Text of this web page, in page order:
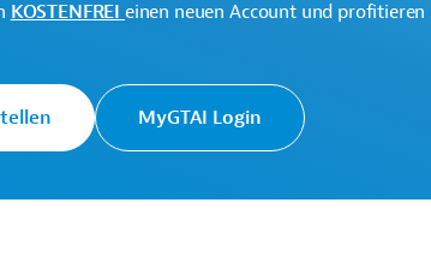
Personen-Nahverkehr (ÖPNV)
Bau, übergreifend
Ausschreibungs- und
KOSTENFREI einen neuen Account und
MyGTAI Login